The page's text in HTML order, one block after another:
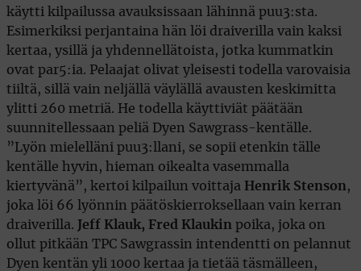
käytti kilpailussa avauksissaan lähinnä puu3:sta.
Esimerkiksi perjantaina hän löi draiverilla vain kaksi
kertaa, ysillä ja yhdennellätoista, jotka kummatkin
ovat par5:ia. Pelaajat olivat yleisesti todella varovaisia
tiiltä, sillä vain neljällä väylällä avausten keskimitta
ylitti 260 metriä. He todella käyttiviät päätään
suunnitellessaan peliä Dyen Sawgrass-kentälle.
”Lyön mielelläni puu3:llani, se sopii etenkin tälle
kentälle hyvin, hieman oikealta vasemmalla
kiertyvänä”, kertoi kilpailun voittaja Henrik Stenson,
joka löi 66 lyönnin päätöskierroksellaan vain kerran
draiverilla.
Jeff Klauk, Fred Klaukin poika, joka on
ollut pitkään TPC Sawgrassin intendentti on pelannut
Dyen kentän yli 1000 kertaa ja tietää täsmälleen,